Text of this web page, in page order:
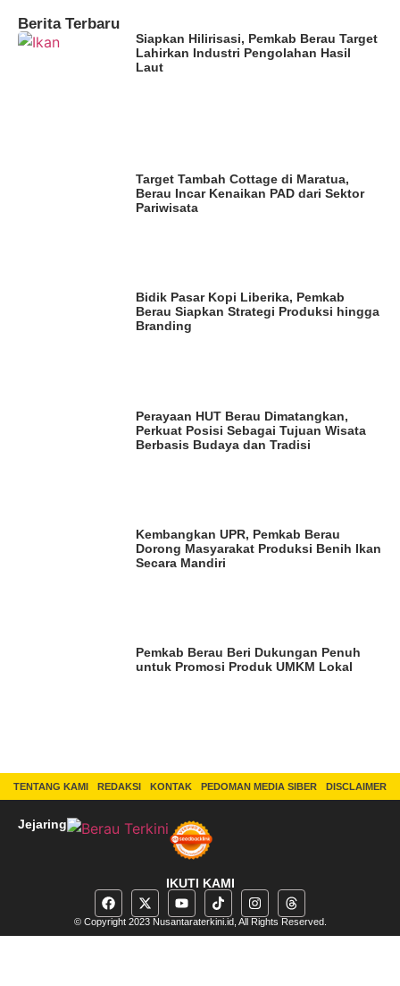
Berita Terbaru
Siapkan Hilirisasi, Pemkab Berau Target
Lahirkan Industri Pengolahan Hasil
Laut
Target Tambah Cottage di Maratua,
Berau Incar Kenaikan PAD dari Sektor
Pariwisata
Bidik Pasar Kopi Liberika, Pemkab
Berau Siapkan Strategi Produksi hingga
Branding
Perayaan HUT Berau Dimatangkan,
Perkuat Posisi Sebagai Tujuan Wisata
Berbasis Budaya dan Tradisi
Kembangkan UPR, Pemkab Berau
Dorong Masyarakat Produksi Benih Ikan
Secara Mandiri
Pemkab Berau Beri Dukungan Penuh
untuk Promosi Produk UMKM Lokal
TENTANG KAMI REDAKSI KONTAK PEDOMAN MEDIA SIBER DISCLAIMER
Jejaring
IKUTI KAMI
© Copyright 2023 Nusantaraterkini.id, All Rights Reserved.